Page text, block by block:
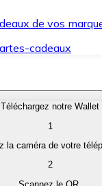
de vos
cadeaux
qui vous
en
Téléchargez notre Wallet
1
la caméra de votre
2